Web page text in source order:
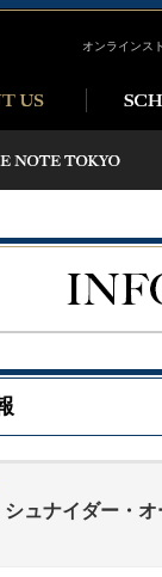
オンラインス
シュナイダー・